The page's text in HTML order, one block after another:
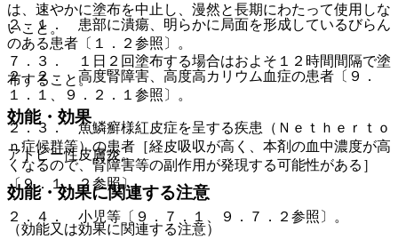
２．１． 患部に潰瘍、明らかに局面を形成しているびらん
のある患者〔１．２参照〕。
２．２． 高度腎障害、高度高カリウム血症の患者〔９．
１．１、９．２．１参照〕。
２．３． 魚鱗癬様紅皮症を呈する疾患（Ｎｅｔｈｅｒｔｏ
ｎ症候群等）の患者［経皮吸収が高く、本剤の血中濃度が高
くなるので、腎障害等の副作用が発現する可能性がある］
〔９．１．２参照〕。
２．４． 小児等〔９．７．１、９．７．２参照〕。
は、速やかに塗布を中止し、漫然と長期にわたって使用しな
いこと。
７．３． １日２回塗布する場合はおよそ１２時間間隔で塗
布すること。
効能・効果
アトピー性皮膚炎。
効能・効果に関連する注意
（効能又は効果に関連する注意）